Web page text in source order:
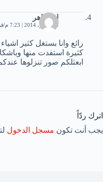
ام ظاهر
3 سبتمبر، 2014 | 7:23 م
رائع وانا بستغل كثير
كثيرة استفدت منها
ابعثلكم صور تنزلوها
اترك ردّاً
يجب أنت تكون مسجل الدخول